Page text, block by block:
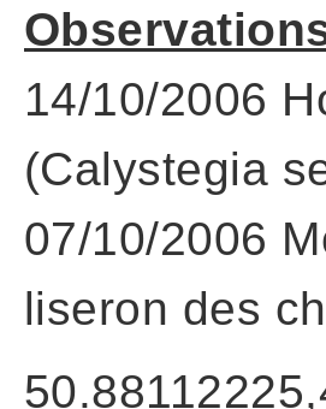
14/10/2006
(Calystegia
07/10/2006
liseron des